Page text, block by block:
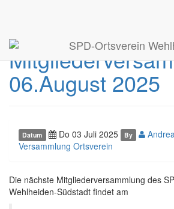
SPD-Ortsverein
06.August 2025
Datum Do 03 Juli 2025 By
Versammlung Ortsverein
Die nächste Mitgliederversammlung des
Wehlheiden-Südstadt findet am